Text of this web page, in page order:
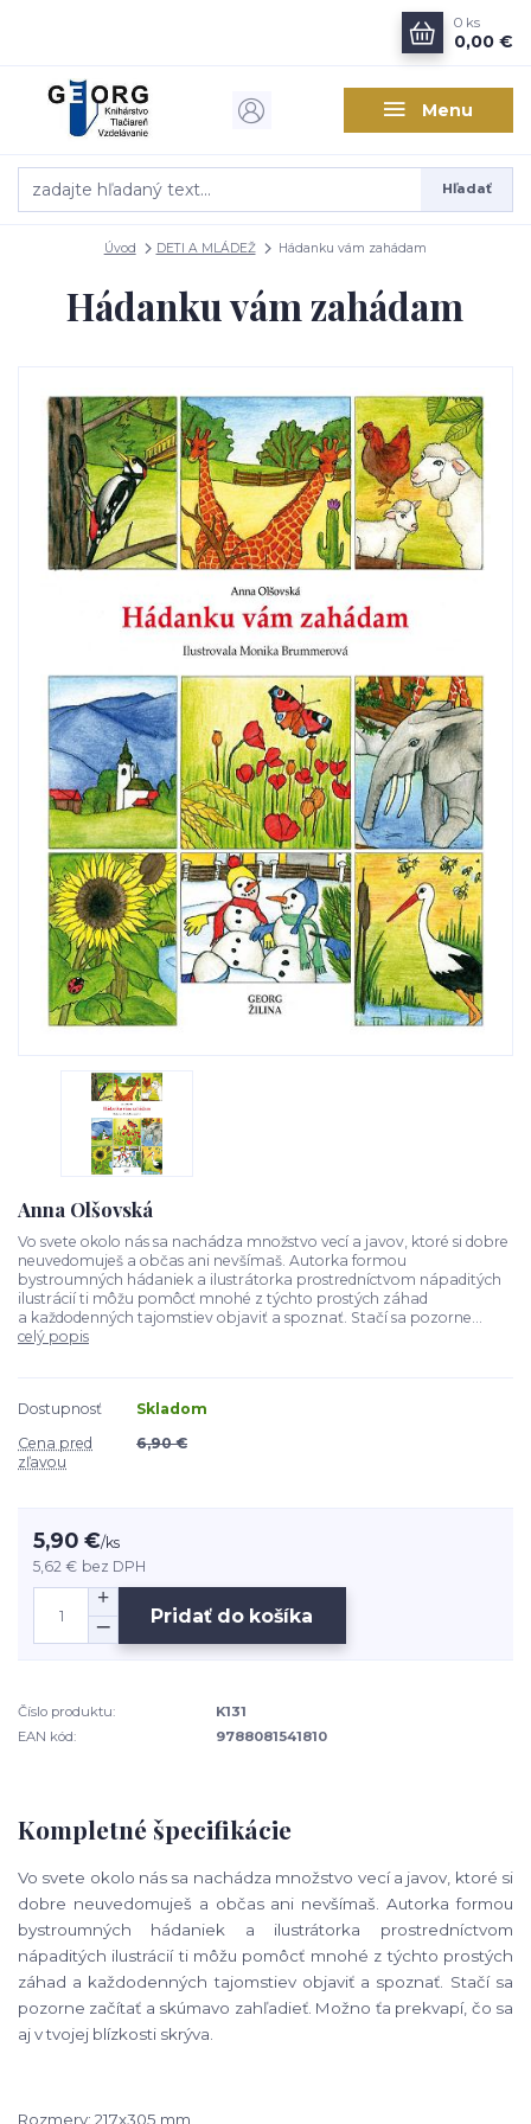
Menu
Hľadať
0 ks
0,00 €
Úvod DETI A MLÁDEŽ Hádanku vám zahádam
Hádanku vám zahádam
Anna Olšovská
Vo svete okolo nás sa nachádza množstvo vecí a javov, ktoré si dobre
neuvedomuješ a občas ani nevšímaš. Autorka formou
bystroumných hádaniek a ilustrátorka prostredníctvom nápaditých
ilustrácií ti môžu pomôcť mnohé z týchto prostých záhad
a každodenných tajomstiev objaviť a spoznať. Stačí sa pozorne...
celý popis
Dostupnosť
Skladom
Cena pred
zľavou
6,90 €
5,90 €/ks
5,62 € bez DPH
Pridať do košíka
Číslo produktu:
K131
EAN kód:
9788081541810
Kompletné špecifikácie
Vo svete okolo nás sa nachádza množstvo vecí a javov, ktoré si
dobre neuvedomuješ a občas ani nevšímaš. Autorka formou
bystroumných hádaniek a ilustrátorka prostredníctvom
nápaditých ilustrácií ti môžu pomôcť mnohé z týchto prostých
záhad a každodenných tajomstiev objaviť a spoznať. Stačí sa
pozorne začítať a skúmavo zahľadieť. Možno ťa prekvapí, čo sa
aj v tvojej blízkosti skrýva.
Rozmery: 217x305 mm,